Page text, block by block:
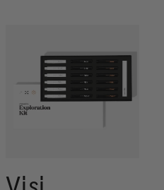
Visi